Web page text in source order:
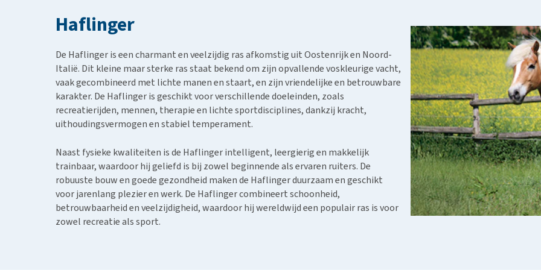
Snacks
Bekijk alles
Puppy benodigdheden
Bekijk alles
Vuurwerkangst
Bekijk alles
Bekijk alles
Bekijk alles
Haflinger
De Haflinger is een charmant en veelzijdig ras afkomstig uit Oostenrijk en Noord-
Italië. Dit kleine maar sterke ras staat bekend om zijn opvallende voskleurige vacht,
vaak gecombineerd met lichte manen en staart, en zijn vriendelijke en betrouwbare
karakter. De Haflinger is geschikt voor verschillende doeleinden, zoals
recreatierijden, mennen, therapie en lichte sportdisciplines, dankzij kracht,
uithoudingsvermogen en stabiel temperament.
Naast fysieke kwaliteiten is de Haflinger intelligent, leergierig en makkelijk
trainbaar, waardoor hij geliefd is bij zowel beginnende als ervaren ruiters. De
robuuste bouw en goede gezondheid maken de Haflinger duurzaam en geschikt
voor jarenlang plezier en werk. De Haflinger combineert schoonheid,
betrouwbaarheid en veelzijdigheid, waardoor hij wereldwijd een populair ras is voor
zowel recreatie als sport.